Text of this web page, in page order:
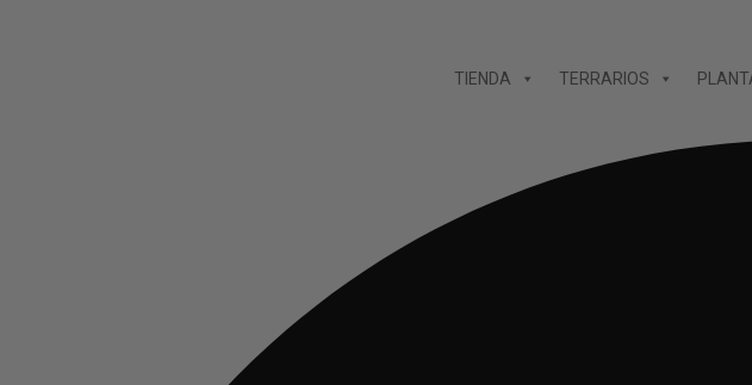
TIENDA TERRARIOS